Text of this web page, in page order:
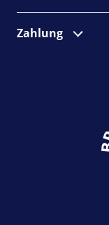
Zahlung